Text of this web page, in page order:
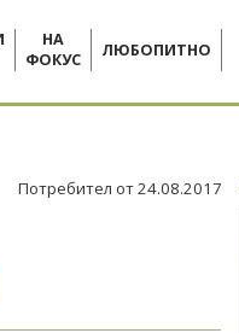
НА
ФОКУС
ЛЮБОПИТНО
Потребител от 24.08.2017